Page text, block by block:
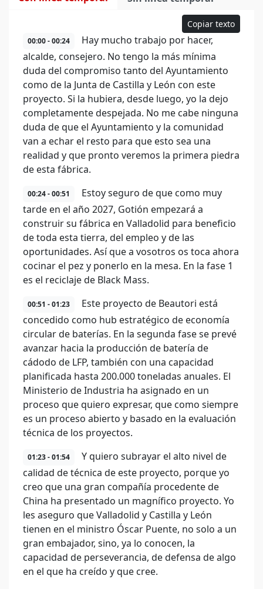
Copiar texto
00:00 - 00:24
Hay mucho trabajo por hacer,
alcalde, consejero. No tengo la más mínima
duda del compromiso tanto del Ayuntamiento
como de la Junta de Castilla y León con este
proyecto. Si la hubiera, desde luego, yo la dejo
completamente despejada. No me cabe ninguna
duda de que el Ayuntamiento y la comunidad
van a echar el resto para que esto sea una
realidad y que pronto veremos la primera piedra
de esta fábrica.
00:24 - 00:51
Estoy seguro de que como muy
tarde en el año 2027, Gotión empezará a
construir su fábrica en Valladolid para beneficio
de toda esta tierra, del empleo y de las
oportunidades. Así que a vosotros os toca ahora
cocinar el pez y ponerlo en la mesa. En la fase 1
es el reciclaje de Black Mass.
00:51 - 01:23
Este proyecto de Beautori está
concedido como hub estratégico de economía
circular de baterías. En la segunda fase se prevé
avanzar hacia la producción de batería de
cádodo de LFP, también con una capacidad
planificada hasta 200.000 toneladas anuales. El
Ministerio de Industria ha asignado en un
proceso que quiero expresar, que como siempre
es un proceso abierto y basado en la evaluación
técnica de los proyectos.
01:23 - 01:54
Y quiero subrayar el alto nivel de
calidad de técnica de este proyecto, porque yo
creo que una gran compañía procedente de
China ha presentado un magnífico proyecto. Yo
les aseguro que Valladolid y Castilla y León
tienen en el ministro Óscar Puente, no solo a un
gran embajador, sino, ya lo conocen, la
capacidad de perseverancia, de defensa de algo
en el que ha creído y que cree.